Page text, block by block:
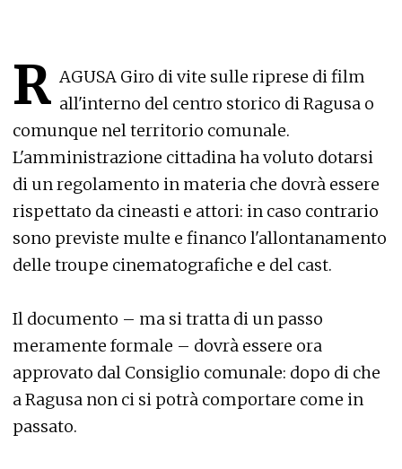
R AGUSA Giro di vite sulle riprese di film
all'interno del centro storico di Ragusa o
comunque nel territorio comunale.
L'amministrazione cittadina ha voluto dotarsi
di un regolamento in materia che dovrà essere
rispettato da cineasti e attori: in caso contrario
sono previste multe e financo l'allontanamento
delle troupe cinematografiche e del cast.
Il documento – ma si tratta di un passo
meramente formale – dovrà essere ora
approvato dal Consiglio comunale: dopo di che
a Ragusa non ci si potrà comportare come in
passato.